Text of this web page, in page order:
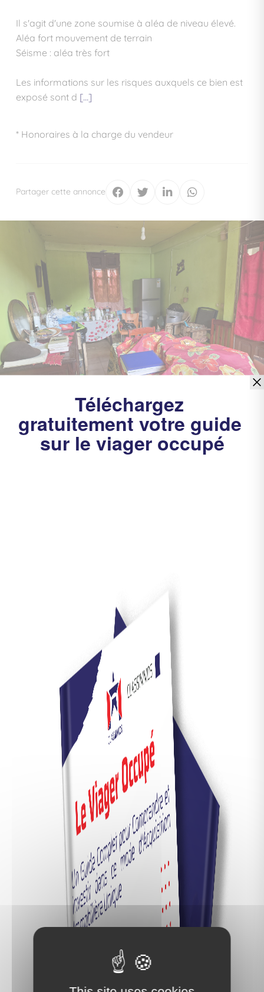
Sous offre
Il s'agit d'une zone soumise à aléa de niveau élevé.
Aléa fort mouvement de terrain
Séisme : aléa très fort
Les informations sur les risques auxquels ce bien est
exposé sont d [...]
* Honoraires à la charge du vendeur
Partager cette annonce
Surface habitable :
Chambre(s) :4
Cuisine : coin cuisine
Prestations extérieures
Jardin : 410 m
Informations financières
Taxes foncières :950 €
Informations sur le lot
Localisation :LE ROBERT
Année de construction :
1980
Géorisques
Les informations sur les risques auxquels ce bien
https://www.georisques.gouv.fr